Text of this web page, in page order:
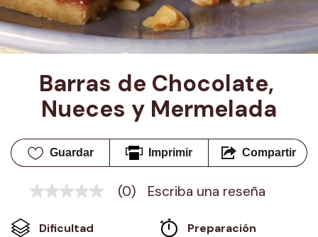
Barras de Chocolate,
Nueces y Mermelada
Guardar Imprimir Compartir
Sin
en
(0) Escriba una reseña
Dificultad
Preparación